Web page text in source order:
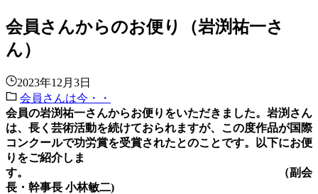
会員さんからのお便り（岩渕祐一さ
ん）
2023年12月3日
会員さんは今・・
会員の岩渕祐一さんからお便りをいただきました。岩渕さん
は、長く芸術活動を続けておられますが、この度作品が国際
コンクールで功労賞を受賞されたとのことです。以下にお便
りをご紹介しま
す。 （副会
長・幹事長 小林敏二)